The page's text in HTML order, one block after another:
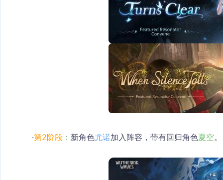
·第2阶段 ： 新角色尤诺加入阵容，带有回归角色夏空。